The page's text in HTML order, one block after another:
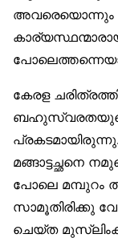
അവരെയൊന്നും
കേരള
ബഹുസ്വരതയുടെ
മങ്ങാട്ടച്ഛനെ
പോലെ മമ്പുറം
സാമൂതിരിക്കു
ചെയ്ത